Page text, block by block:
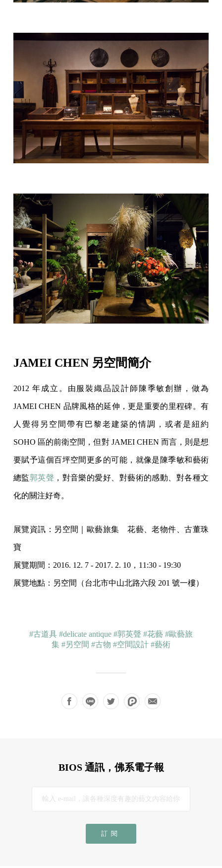
JAMEI CHEN 另空間簡介
2012 年成立。由服裝織品設計師陳季敏創辦，做為
JAMEI CHEN 品牌風格的延伸，更是重要的里程碑。有
人覺得另空間帶有巴黎老建築的情調，或者是紐約
SOHO 區的前衛空間，但對 JAMEI CHEN 而言，則是想
要賦予這個百坪空間更多的可能，就像是陳季敏和藝術
總監郭英聲 ，對音樂的愛好、對藝術的感動、對各種文
化的關注好奇。
展覽資訊：另空間｜歐藝旅集 花藝、老物件、古董珠
寶
展覽期間：2016. 12. 7 - 2017. 2. 10，11:30 - 19:30
展覽地點：另空間（台北市中山北路六段 201 號一樓）
#古道具 #delicate antique #郭英聲 #花藝 #歐藝旅
集 #另空間 #古物 #空間設計 #藝術
BIOS 通訊，佛系電子報
訂閱